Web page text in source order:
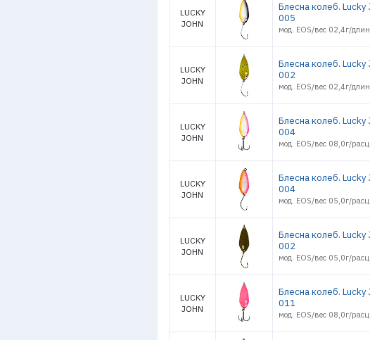
LUCKY
JOHN
Блесна колеб.
005
мод. EOS/вес 02,4г/
LUCKY
JOHN
Блесна колеб.
002
мод. EOS/вес 02,4г/
LUCKY
JOHN
Блесна колеб.
004
мод. EOS/вес 08,0г/
LUCKY
JOHN
Блесна колеб.
004
мод. EOS/вес 05,0г/
LUCKY
JOHN
Блесна колеб.
002
мод. EOS/вес 05,0г/
LUCKY
JOHN
Блесна колеб.
011
мод. EOS/вес 08,0г/